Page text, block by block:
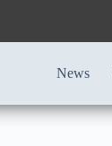
News